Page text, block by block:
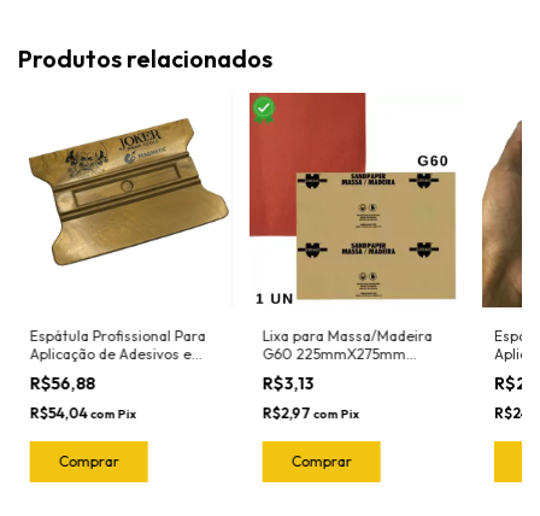
Produtos relacionados
Espátula Profissional Para
Aplicação de Adesivos e
Insulfilm Largura 11cm
Marca Joker Ref. 3072 Cor:
Dourada (Nylon -
Resistente ao calor)
R$56,88
R$54,04com Pix
Lixa para Massa/Madeira
G60 225mmX275mm
Sandpaper
R$3,13
R$2,97 com Pix
Marca
ao